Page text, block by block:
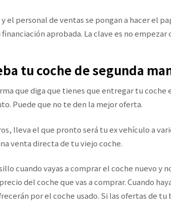
el personal de ventas se pongan a hacer el
aprobada. La clave es no empezar
tu coche de segunda
que diga que tienes que entregar tu coche
Puede que no te den la mejor oferta.
lleva el que pronto será tu ex vehículo a
venta directa de tu viejo coche.
cuando vayas a comprar el coche nuevo y
del coche que vas a comprar. Cuando
por el coche usado. Si las ofertas de